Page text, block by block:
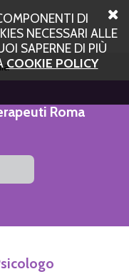
DI
NECESSARI ALLE
SAPERNE DI PIÙ
COOKIE POLICY
Roma